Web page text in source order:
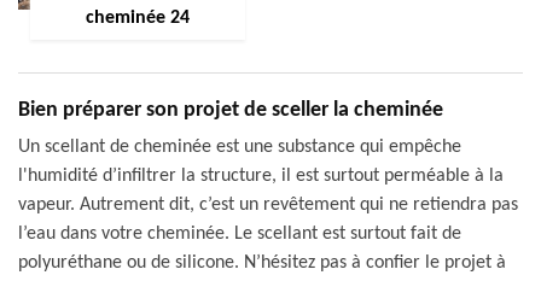
cheminée 24
Bien préparer son projet de sceller la cheminée
Un scellant de cheminée est une substance qui empêche
l'humidité d’infiltrer la structure, il est surtout perméable à la
vapeur. Autrement dit, c’est un revêtement qui ne retiendra pas
l’eau dans votre cheminée. Le scellant est surtout fait de
polyuréthane ou de silicone. N’hésitez pas à confier le projet à